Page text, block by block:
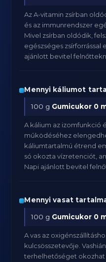
Az A-vitamin zsírban
és az immunrendszer
Mivel zsírban oldódik,
egészséges zsírforrással
ajánlott bevitel
Mennyi káliumot
100 g Gumicukor 0
A kálium az izomfunkció
működéséhez
káliumtartalmú étrend
só okozta vízretenciót,
Napi ajánlott bevitel
Mennyi vasat
100 g Gumicukor 0
A vas az
kulcsösszetevője.
terhelhetőséget okozhat